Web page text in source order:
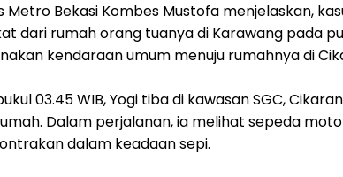
Metro Bekasi Kombes Mustofa menjelaskan,
dari rumah orang tuanya di Karawang pada
kendaraan umum menuju rumahnya di
03.45 WIB, Yogi tiba di kawasan SGC,
Dalam perjalanan, ia melihat sepeda
dalam keadaan sepi.